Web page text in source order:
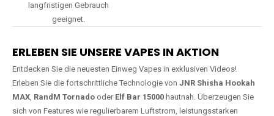
langfristigen Gebrauch
geeignet.
ERLEBEN SIE UNSERE VAPES IN AKTION
Entdecken Sie die neuesten Einweg Vapes in exklusiven Videos!
Erleben Sie die fortschrittliche Technologie von JNR Shisha Hookah
MAX, RandM Tornado oder Elf Bar 15000 hautnah. Überzeugen Sie
sich von Features wie regulierbarem Luftstrom, leistungsstarken